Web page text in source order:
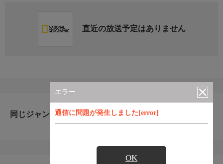
エラー
通信に問題が発生しました[error]
OK
直近の放送予定はありません
同じジャンルのおすすめ番組